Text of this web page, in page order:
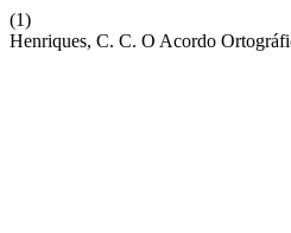
(1)
Henriques, C. C. O Acordo